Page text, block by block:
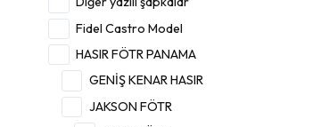
Fidel Castro Model
HASIR FÖTR PANAMA
GENİŞ KENAR HASIR
JAKSON FÖTR